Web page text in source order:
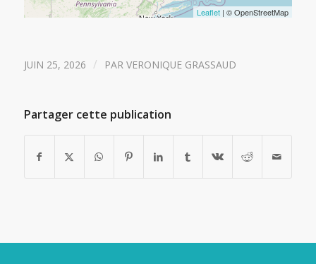
Leaflet | © OpenStreetMap
JUIN 25, 2026 / PAR VERONIQUE GRASSAUD
Partager cette publication